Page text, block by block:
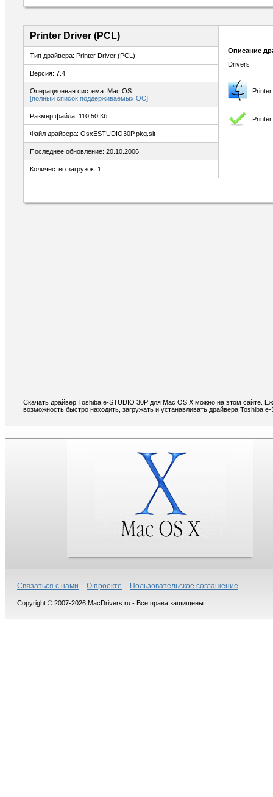
Printer Driver (PCL)
Тип драйвера: Printer Driver (PCL)
Версия: 7.4
Операционная система: Mac OS
[полный список поддерживаемых ОС]
Размер файла: 110.50 Кб
Файл драйвера: OsxESTUDIO30P.pkg.sit
Последнее обновление: 20.10.2006
Количество загрузок: 1
Описание
Drivers
Скачать драйвер Toshiba e-STUDIO 30P для Mac OS X можно на этом сайте.
возможность быстро находить, загружать и устанавливать драйвера Toshiba
Связаться с нами О проекте Пользовательское соглашение
Copyright © 2007-2026 MacDrivers.ru - Все права защищены.